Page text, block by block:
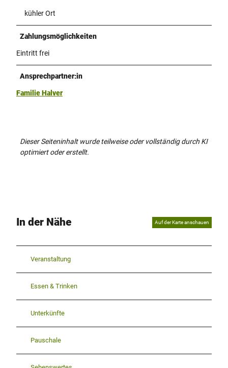
kühler Ort
Zahlungsmöglichkeiten
Eintritt frei
Ansprechpartner:in
Familie Halver
Dieser Seiteninhalt wurde teilweise oder vollständig durch KI
optimiert oder erstellt.
In der Nähe Auf der Karte anschauen
Veranstaltung
Essen & Trinken
Unterkünfte
Pauschale